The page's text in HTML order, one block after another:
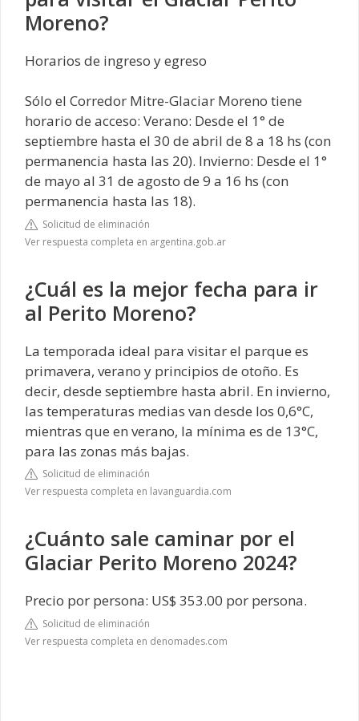
Moreno?
Horarios de ingreso y egreso
Sólo el Corredor Mitre-Glaciar Moreno tiene
horario de acceso: Verano: Desde el 1° de
septiembre hasta el 30 de abril de 8 a 18 hs (con
permanencia hasta las 20). Invierno: Desde el 1°
de mayo al 31 de agosto de 9 a 16 hs (con
permanencia hasta las 18).
Solicitud de eliminación
Ver respuesta completa en argentina.gob.ar
¿Cuál es la mejor fecha para ir
al Perito Moreno?
La temporada ideal para visitar el parque es
primavera, verano y principios de otoño. Es
decir, desde septiembre hasta abril. En invierno,
las temperaturas medias van desde los 0,6°C,
mientras que en verano, la mínima es de 13°C,
para las zonas más bajas.
Solicitud de eliminación
Ver respuesta completa en lavanguardia.com
¿Cuánto sale caminar por el
Glaciar Perito Moreno 2024?
Precio por persona: US$ 353.00 por persona.
Solicitud de eliminación
Ver respuesta completa en denomades.com